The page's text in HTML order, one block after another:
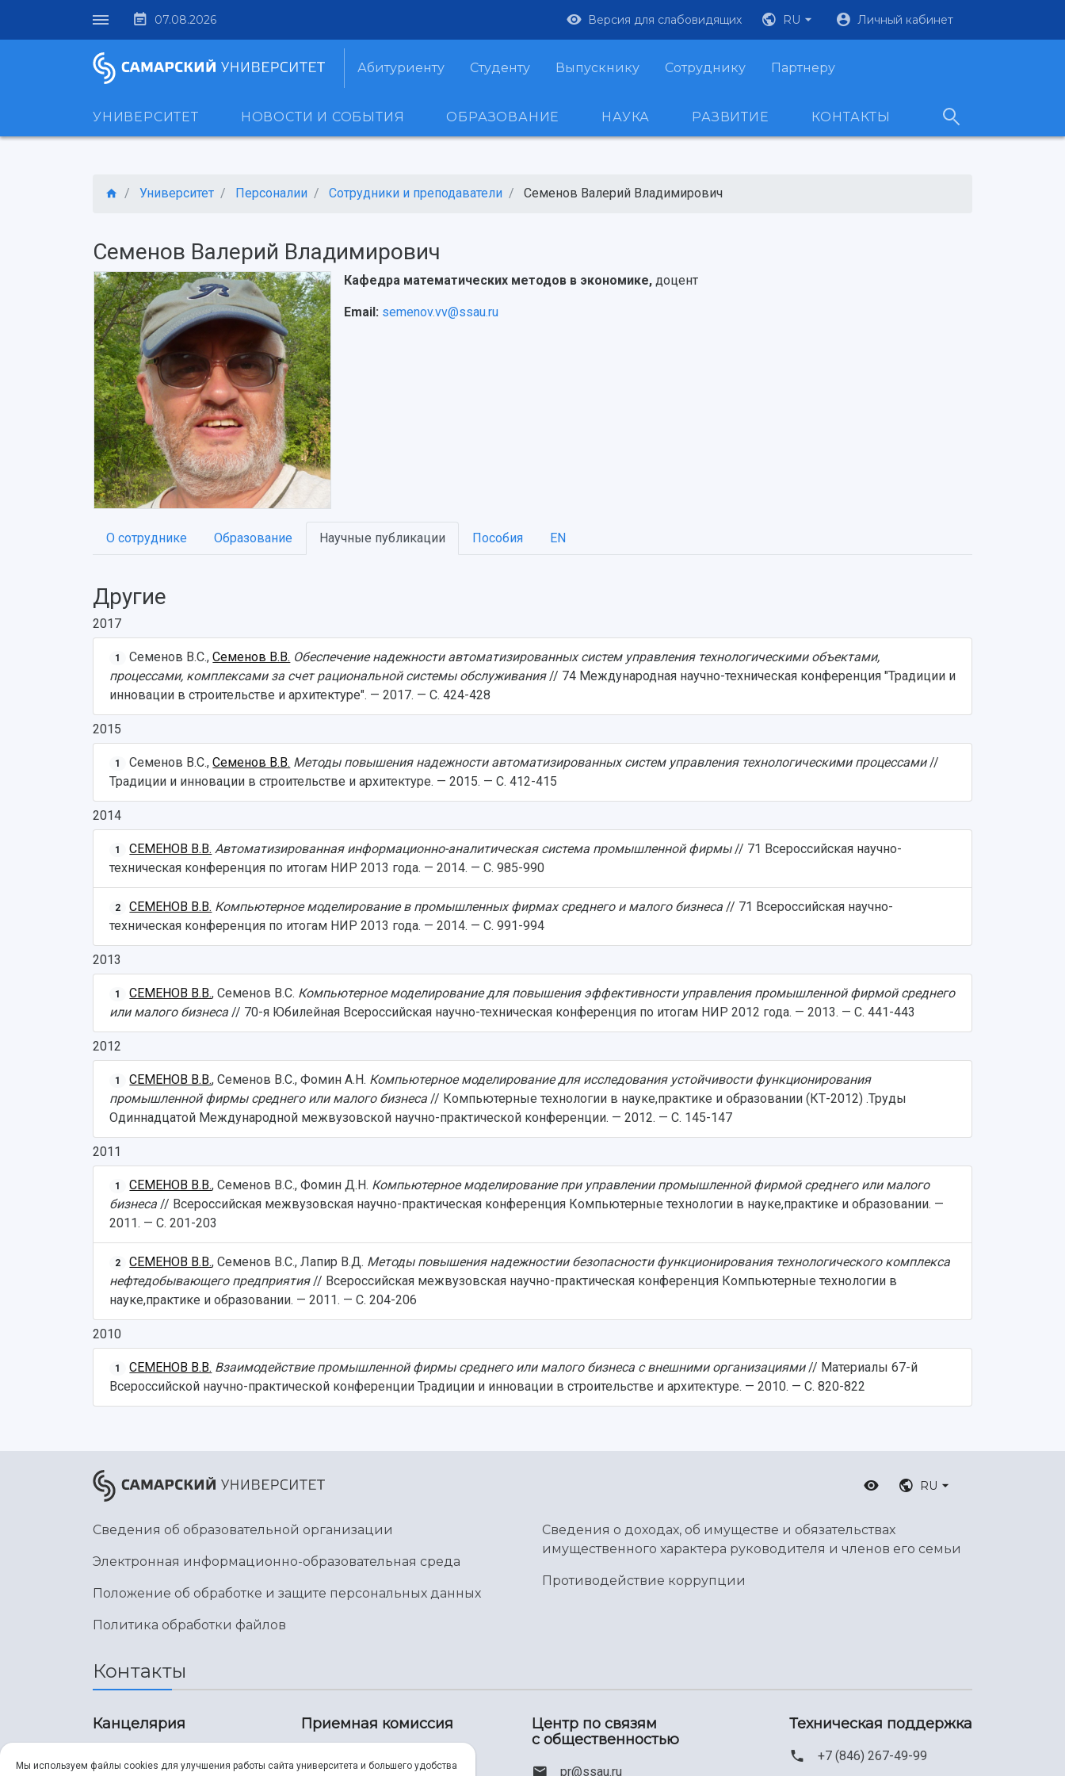
07.08.2026 Версия для слабовидящих RU Личный кабинет
Абитуриенту Студенту Выпускнику Сотруднику Партнеру
УНИВЕРСИТЕТ НОВОСТИ И СОБЫТИЯ ОБРАЗОВАНИЕ НАУКА РАЗВИТИЕ КОНТАКТЫ
Университет Персоналии Сотрудники и преподаватели Семенов Валерий Владимирович
Семенов Валерий Владимирович
Кафедра математических методов в экономике, доцент
Email: semenov.vv@ssau.ru
О сотруднике Образование Научные публикации Пособия EN
Другие
2017
1 Семенов В.С.,Семенов В.В. Обеспечение надежности автоматизированных систем управления технологическими объектами,
процессами, комплексами за счет рациональной системы обслуживания// 74 Международная научно-техническая конференция "Традиции и
инновации в строительстве и архитектуре". — 2017. — С. 424-428
2015
1 Семенов В.С.,Семенов В.В. Методы повышения надежности автоматизированных систем управления технологическими процессами//
Традиции и инновации в строительстве и архитектуре. — 2015. — С. 412-415
2014
1 СЕМЕНОВ В.В. Автоматизированная информационно-аналитическая система промышленной фирмы// 71 Всероссийская научно-
техническая конференция по итогам НИР 2013 года. — 2014. — С. 985-990
2 СЕМЕНОВ В.В. Компьютерное моделирование в промышленных фирмах среднего и малого бизнеса // 71 Всероссийская научно-
техническая конференция по итогам НИР 2013 года. — 2014. — С. 991-994
2013
1 СЕМЕНОВ В.В., Семенов В.С. Компьютерное моделирование для повышения эффективности управления промышленной фирмой среднего
или малого бизнеса // 70-я Юбилейная Всероссийская научно-техническая конференция по итогам НИР 2012 года. — 2013. — С. 441-443
2012
1 СЕМЕНОВ В.В., Семенов В.С., Фомин А.Н. Компьютерное моделирование для исследования устойчивости функционирования
промышленной фирмы среднего или малого бизнеса // Компьютерные технологии в науке,практике и образовании (КТ-2012) .Труды
Одиннадцатой Международной межвузовской научно-практической конференции. — 2012. — С. 145-147
2011
1 СЕМЕНОВ В.В., Семенов В.С., Фомин Д.Н. Компьютерное моделирование при управлении промышленной фирмой среднего или малого
бизнеса // Всероссийская межвузовская научно-практическая конференция Компьютерные технологии в науке,практике и образовании. —
2011. — С. 201-203
2 СЕМЕНОВ В.В., Семенов В.С., Лапир В.Д. Методы повышения надежностии безопасности функционирования технологического комплекса
нефтедобывающего предприятия// Всероссийская межвузовская научно-практическая конференция Компьютерные технологии в
науке,практике и образовании. — 2011. — С. 204-206
2010
1 СЕМЕНОВ В.В. Взаимодействие промышленной фирмы среднего или малого бизнеса с внешними организациями// Материалы 67-й
Всероссийской научно-практической конференции Традиции и инновации в строительстве и архитектуре. — 2010. — С. 820-822
RU
Сведения об образовательной организации
Электронная информационно-образовательная среда
Положение об обработке и защите персональных данных
Политика обработки файлов
Сведения о доходах, об имуществе и обязательствах
имущественного характера руководителя и членов его семьи
Противодействие коррупции
Контакты
Канцелярия Приемная комиссия
Центр по связям
с общественностью
pr@ssau.ru
Техническая поддержка
+7 (846) 267-49-99
Мы используем файлы cookies для улучшения работы сайта университета и большего удобства